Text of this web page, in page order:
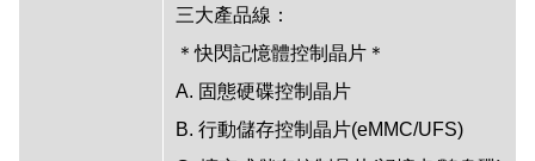
三大產品線：
＊快閃記憶體控制晶片＊
A. 固態硬碟控制晶片
B. 行動儲存控制晶片(eMMC/UFS)